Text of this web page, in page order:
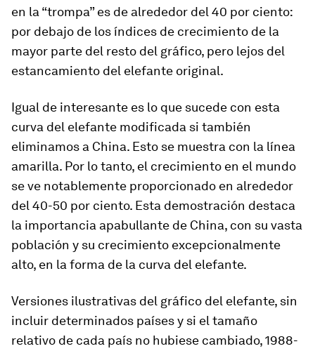
en la “trompa” es de alrededor del 40 por ciento:
por debajo de los índices de crecimiento de la
mayor parte del resto del gráfico, pero lejos del
estancamiento del elefante original.
Igual de interesante es lo que sucede con esta
curva del elefante modificada si también
eliminamos a China. Esto se muestra con la línea
amarilla. Por lo tanto, el crecimiento en el mundo
se ve notablemente proporcionado en alrededor
del 40-50 por ciento. Esta demostración destaca
la importancia apabullante de China, con su vasta
población y su crecimiento excepcionalmente
alto, en la forma de la curva del elefante.
Versiones ilustrativas del gráfico del elefante, sin
incluir determinados países y si el tamaño
relativo de cada país no hubiese cambiado, 1988-